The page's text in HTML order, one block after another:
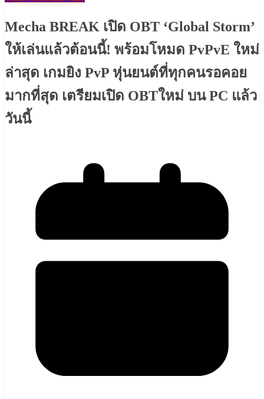
Mecha BREAK เปิด OBT ‘Global Storm’
ให้เล่นแล้วต้อนนี้! พร้อมโหมด PvPvE ใหม่
ล่าสุด เกมยิง PvP หุ่นยนต์ที่ทุกคนรอคอย
มากที่สุด เตรียมเปิด OBTใหม่ บน PC แล้ว
วันนี้